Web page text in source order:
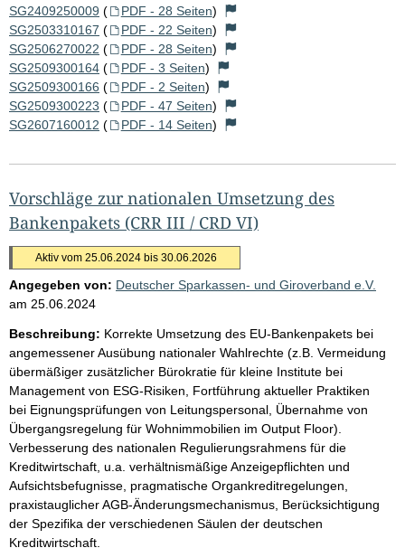
SG2409250009 ( PDF - 28 Seiten)
SG2503310167 ( PDF - 22 Seiten)
SG2506270022 ( PDF - 28 Seiten)
SG2509300164 ( PDF - 3 Seiten)
SG2509300166 ( PDF - 2 Seiten)
SG2509300223 ( PDF - 47 Seiten)
SG2607160012 ( PDF - 14 Seiten)
Vorschläge zur nationalen Umsetzung des
Bankenpakets (CRR III / CRD VI)
Aktiv vom 25.06.2024 bis 30.06.2026
Angegeben von: Deutscher Sparkassen- und Giroverband e.V.
am 25.06.2024
Beschreibung: Korrekte Umsetzung des EU-Bankenpakets bei
angemessener Ausübung nationaler Wahlrechte (z.B. Vermeidung
übermäßiger zusätzlicher Bürokratie für kleine Institute bei
Management von ESG-Risiken, Fortführung aktueller Praktiken
bei Eignungsprüfungen von Leitungspersonal, Übernahme von
Übergangsregelung für Wohnimmobilien im Output Floor).
Verbesserung des nationalen Regulierungsrahmens für die
Kreditwirtschaft, u.a. verhältnismäßige Anzeigepflichten und
Aufsichtsbefugnisse, pragmatische Organkreditregelungen,
praxistauglicher AGB-Änderungsmechanismus, Berücksichtigung
der Spezifika der verschiedenen Säulen der deutschen
Kreditwirtschaft.